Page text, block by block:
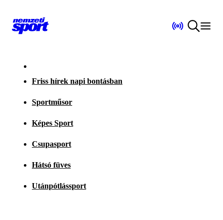
Friss hírek napi bontásban
Sportműsor
Képes Sport
Csupasport
Hátsó füves
Utánpótlássport